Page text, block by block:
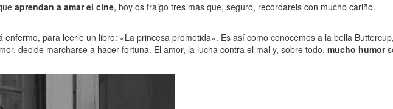
aprendan a amar el cine, hoy os traigo tres más que, seguro, recordareis con mucho cariño.
para leerle un libro: «La princesa prometida». Es así como conocemos a la bella
decide marcharse a hacer fortuna. El amor, la lucha contra el mal y, sobre todo, mucho humor